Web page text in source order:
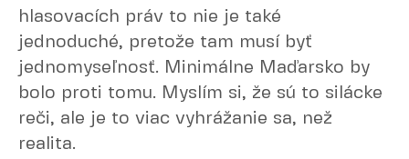
hlasovacích práv to nie je také
jednoduché, pretože tam musí byť
jednomyseľnosť. Minimálne Maďarsko by
bolo proti tomu. Myslím si, že sú to silácke
reči, ale je to viac vyhrážanie sa, než
realita.